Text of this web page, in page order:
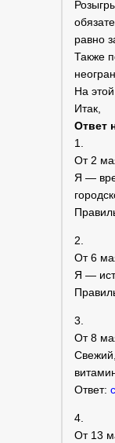
равно
Также
На
Итак,
Ответ
1.
От 2
Я —
2.
От 6
Я —
3.
От 8
Ответ:
4.
От 13